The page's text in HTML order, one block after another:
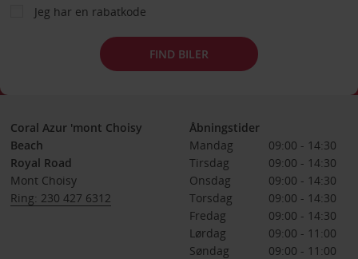
Jeg har en rabatkode
FIND BILER
Coral Azur 'mont Choisy
Beach
Royal Road
Mont Choisy
Ring: 230 427 6312
Åbningstider
Mandag
09:00 - 14:30
Tirsdag
09:00 - 14:30
Onsdag
09:00 - 14:30
Torsdag
09:00 - 14:30
Fredag
09:00 - 14:30
Lørdag
09:00 - 11:00
Søndag
09:00 - 11:00